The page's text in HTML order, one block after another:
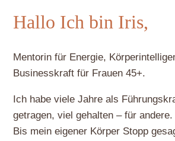
Hallo Ich bin Iris,
Mentorin für Energie,
Businesskraft für Frauen 45+.
Ich habe viele Jahre als
getragen, viel gehalten – für andere.
Bis mein eigener Körper Stopp